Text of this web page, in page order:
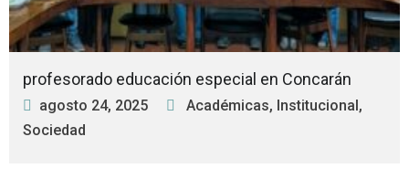
profesorado educación especial en Concarán
agosto 24, 2025 Académicas, Institucional ,
Sociedad